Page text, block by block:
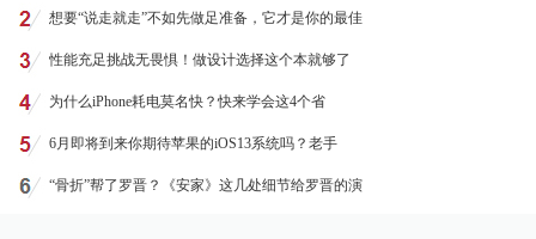
想要“说走就走”不如先做足准备，它才是你的最佳
性能充足挑战无畏惧！做设计选择这个本就够了
为什么iPhone耗电莫名快？快来学会这4个省
6月即将到来你期待苹果的iOS13系统吗？老手
“骨折”帮了罗晋？《安家》这几处细节给罗晋的演